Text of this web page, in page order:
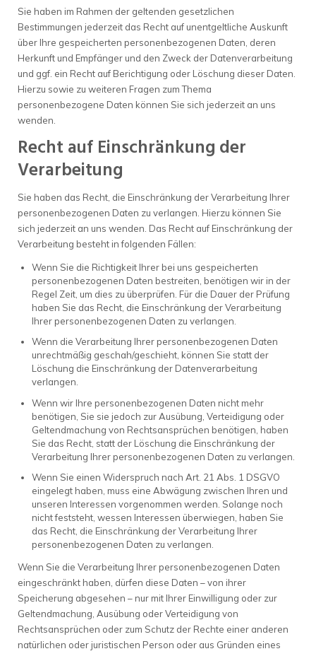
Sie haben im Rahmen der geltenden gesetzlichen
Bestimmungen jederzeit das Recht auf unentgeltliche Auskunft
über Ihre gespeicherten personenbezogenen Daten, deren
Herkunft und Empfänger und den Zweck der Datenverarbeitung
und ggf. ein Recht auf Berichtigung oder Löschung dieser Daten.
Hierzu sowie zu weiteren Fragen zum Thema
personenbezogene Daten können Sie sich jederzeit an uns
wenden.
Recht auf Einschränkung der
Verarbeitung
Sie haben das Recht, die Einschränkung der Verarbeitung Ihrer
personenbezogenen Daten zu verlangen. Hierzu können Sie
sich jederzeit an uns wenden. Das Recht auf Einschränkung der
Verarbeitung besteht in folgenden Fällen:
Wenn Sie die Richtigkeit Ihrer bei uns gespeicherten
personenbezogenen Daten bestreiten, benötigen wir in der
Regel Zeit, um dies zu überprüfen. Für die Dauer der Prüfung
haben Sie das Recht, die Einschränkung der Verarbeitung
Ihrer personenbezogenen Daten zu verlangen.
Wenn die Verarbeitung Ihrer personenbezogenen Daten
unrechtmäßig geschah/geschieht, können Sie statt der
Löschung die Einschränkung der Datenverarbeitung
verlangen.
Wenn wir Ihre personenbezogenen Daten nicht mehr
benötigen, Sie sie jedoch zur Ausübung, Verteidigung oder
Geltendmachung von Rechtsansprüchen benötigen, haben
Sie das Recht, statt der Löschung die Einschränkung der
Verarbeitung Ihrer personenbezogenen Daten zu verlangen.
Wenn Sie einen Widerspruch nach Art. 21 Abs. 1 DSGVO
eingelegt haben, muss eine Abwägung zwischen Ihren und
unseren Interessen vorgenommen werden. Solange noch
nicht feststeht, wessen Interessen überwiegen, haben Sie
das Recht, die Einschränkung der Verarbeitung Ihrer
personenbezogenen Daten zu verlangen.
Wenn Sie die Verarbeitung Ihrer personenbezogenen Daten
eingeschränkt haben, dürfen diese Daten – von ihrer
Speicherung abgesehen – nur mit Ihrer Einwilligung oder zur
Geltendmachung, Ausübung oder Verteidigung von
Rechtsansprüchen oder zum Schutz der Rechte einer anderen
natürlichen oder juristischen Person oder aus Gründen eines